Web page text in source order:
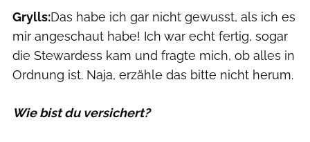
Grylls:Das habe ich gar nicht gewusst, als ich es
mir angeschaut habe! Ich war echt fertig, sogar
die Stewardess kam und fragte mich, ob alles in
Ordnung ist. Naja, erzähle das bitte nicht herum.
Wie bist du versichert?